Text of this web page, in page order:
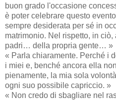
buon grado l'occasione
è poter celebrare questo
sempre desiderata per sé in
matrimonio. Nel rispetto, in
padri… della propria gente… »
« Parla chiaramente. Perché i
i miei e, benché ancora ella
pienamente, la mia sola
ogni suo possibile capriccio. »
« Non credo di sbagliare nel